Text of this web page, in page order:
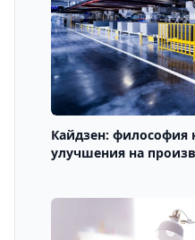
Кайдзен: философия
улучшения на